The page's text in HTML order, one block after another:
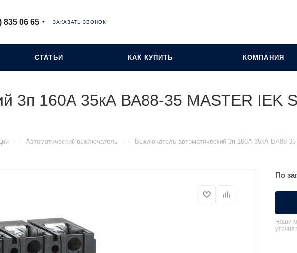
835 06 65 ЗАКАЗАТЬ ЗВОНОК
СТАТЬИ КАК КУПИТЬ КОМПАНИЯ
3п 160А 35кА ВА88-35 MASTER IEK
— Автоматический выключатель — Выключатель автоматический 3п 160А 35кА ВА88-
По
Наши